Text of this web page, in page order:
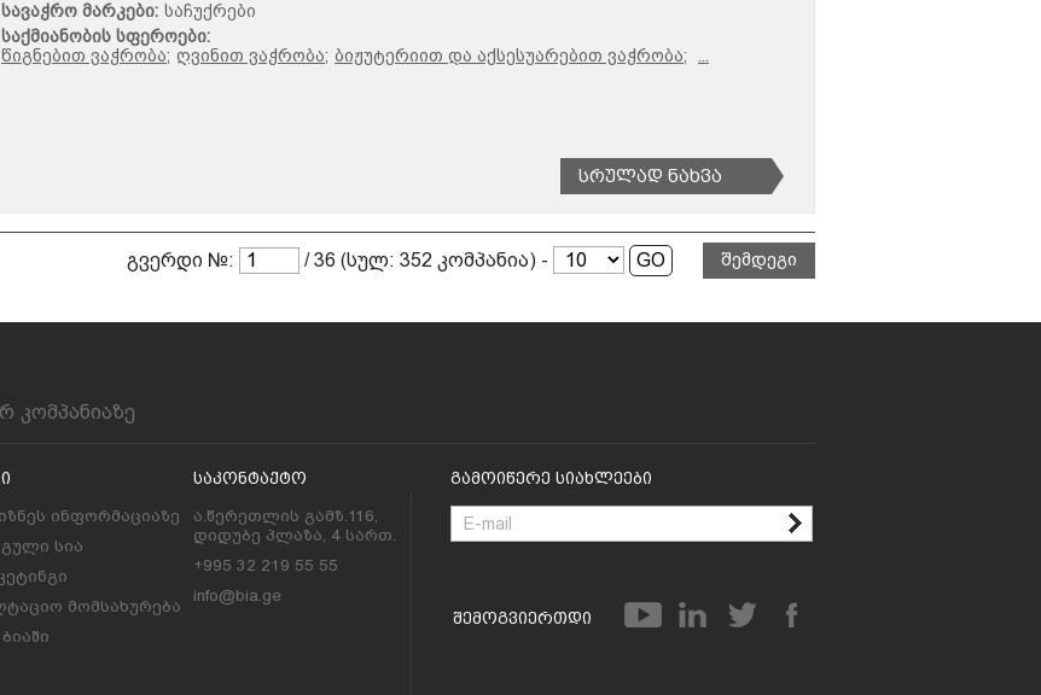
სავაჭრო მარკები: საჩუქრები
საქმიანობის სფეროები:
წიგნებით ვაჭრობა; ღვინით ვაჭრობა; ბიჟუტერიით და აქსესუარებით ვაჭრობა;
Სრულად Ნახვა
შემდეგი
გვერდი №: / 36 (სულ: 352 კომპანია) -
კომპანიაზე
ინფორმაციაზე
სია
მომსახურება
Საკონტაქტო
ა.წერეთლის გამზ.116,
დიდუბე პლაზა, 4 სართ.
+995 32 219 55 55
info@bia.ge
Გამოიწერე Სიახლეები
Შემოგვიერთდი